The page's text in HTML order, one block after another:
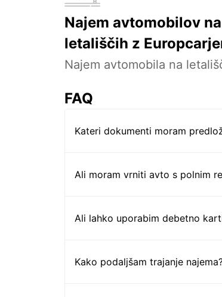
Najem avtomobilov na
letališčih z
Najem avtomobila na
FAQ
Kateri dokumenti moram
Ali moram vrniti avto s polnim
Ali lahko uporabim debetno
Kako podaljšam trajanje